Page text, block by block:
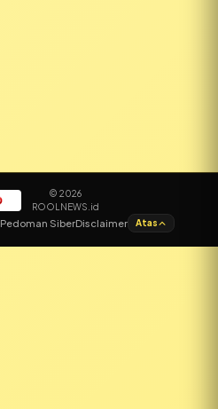
✕
© 2026
ROOLNEWS.id
Pedoman SiberDisclaimer Atas